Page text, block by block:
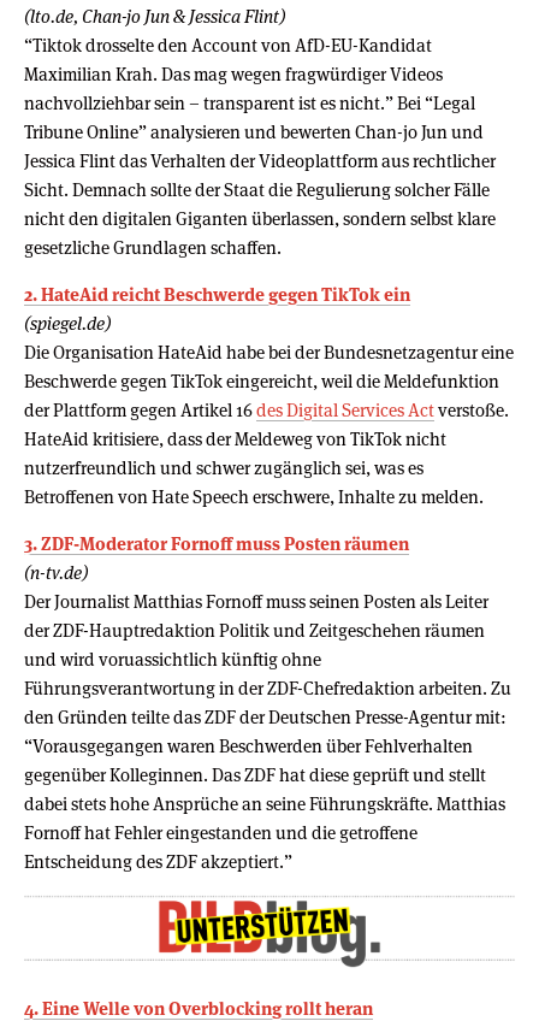
(lto.de, Chan-jo Jun & Jessica Flint)
“Tiktok drosselte den Account von AfD-EU-Kandidat
Maximilian Krah. Das mag wegen fragwürdiger Videos
nachvollziehbar sein – transparent ist es nicht.” Bei “Legal
Tribune Online” analysieren und bewerten Chan-jo Jun und
Jessica Flint das Verhalten der Videoplattform aus rechtlicher
Sicht. Demnach sollte der Staat die Regulierung solcher Fälle
nicht den digitalen Giganten überlassen, sondern selbst klare
gesetzliche Grundlagen schaffen.
2. HateAid reicht Beschwerde gegen TikTok ein
(spiegel.de)
Die Organisation HateAid habe bei der Bundesnetzagentur eine
Beschwerde gegen TikTok eingereicht, weil die Meldefunktion
der Plattform gegen Artikel 16des Digital Services Actverstoße.
HateAid kritisiere, dass der Meldeweg von TikTok nicht
nutzerfreundlich und schwer zugänglich sei, was es
Betroffenen von Hate Speech erschwere, Inhalte zu melden.
3. ZDF-Moderator Fornoff muss Posten räumen
(n-tv.de)
Der Journalist Matthias Fornoff muss seinen Posten als Leiter
der ZDF-Hauptredaktion Politik und Zeitgeschehen räumen
und wird voruassichtlich künftig ohne
Führungsverantwortung in der ZDF-Chefredaktion arbeiten. Zu
den Gründen teilte das ZDF der Deutschen Presse-Agentur mit:
“Vorausgegangen waren Beschwerden über Fehlverhalten
gegenüber Kolleginnen. Das ZDF hat diese geprüft und stellt
dabei stets hohe Ansprüche an seine Führungskräfte. Matthias
Fornoff hat Fehler eingestanden und die getroffene
Entscheidung des ZDF akzeptiert.”
4. Eine Welle von Overblocking rollt heran